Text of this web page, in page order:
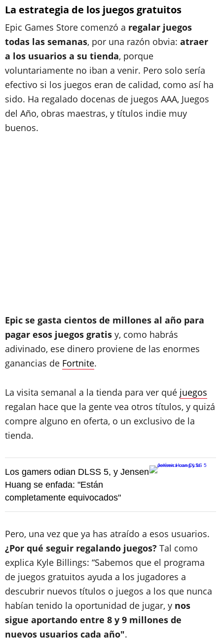
La estrategia de los juegos gratuitos
Epic Games Store comenzó a regalar juegos
todas las semanas, por una razón obvia: atraer
a los usuarios a su tienda, porque
voluntariamente no iban a venir. Pero solo sería
efectivo si los juegos eran de calidad, como así ha
sido. Ha regalado docenas de juegos AAA, Juegos
del Año, obras maestras, y títulos indie muy
buenos.
Epic se gasta cientos de millones al año para
pagar esos juegos gratis y, como habrás
adivinado, ese dinero proviene de las enormes
ganancias de Fortnite.
La visita semanal a la tienda para ver qué juegos
regalan hace que la gente vea otros títulos, y quizá
compre alguno en oferta, o un exclusivo de la
tienda.
Los gamers odian DLSS 5, y Jensen
Huang se enfada: "Están
completamente equivocados"
Pero, una vez que ya has atraído a esos usuarios.
¿Por qué seguir regalando juegos? Tal como
explica Kyle Billings: “Sabemos que el programa
de juegos gratuitos ayuda a los jugadores a
descubrir nuevos títulos o juegos a los que nunca
habían tenido la oportunidad de jugar, y nos
sigue aportando entre 8 y 9 millones de
nuevos usuarios cada año".